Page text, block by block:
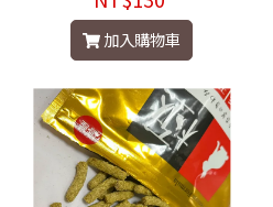
加入購物車